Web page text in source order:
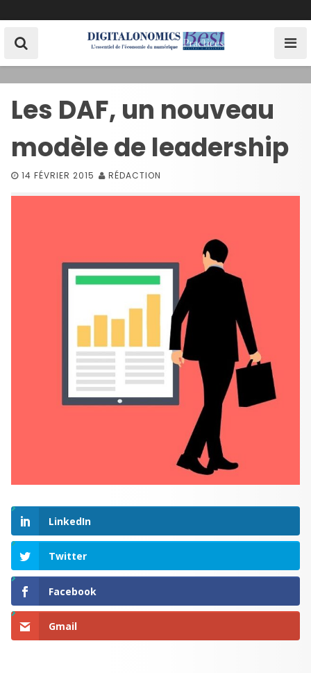
k
Les DAF, un nouveau
modèle de leadership
14 FÉVRIER 2015 RÉDACTION
LinkedIn
Twitter
Facebook
Gmail